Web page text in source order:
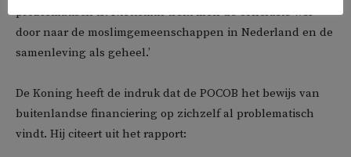
problematisch is. Niettemin trekt men de conclusie wel
door naar de moslimgemeenschappen in Nederland en de
samenleving als geheel.’
De Koning heeft de indruk dat de POCOB het bewijs van
buitenlandse financiering op zichzelf al problematisch
vindt. Hij citeert uit het rapport: